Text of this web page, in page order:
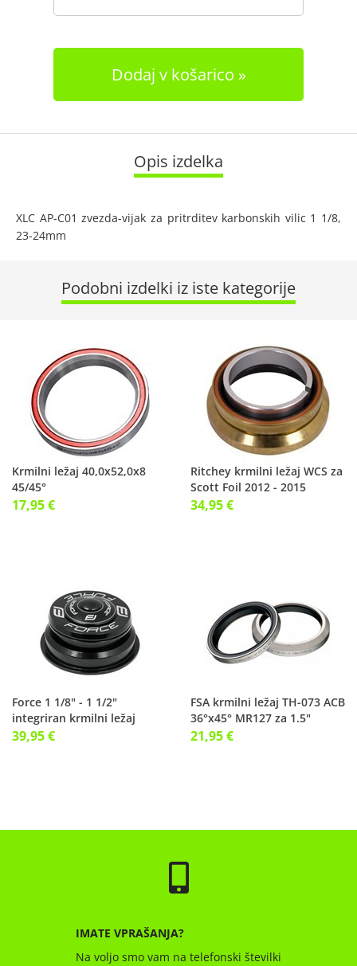
Dodaj v košarico
Opis izdelka
XLC AP-C01 zvezda-vijak za pritrditev karbonskih vilic 1 1/8,
23-24mm
Podobni izdelki iz iste kategorije
Krmilni ležaj 40,0x52,0x8
45/45°
17,95 €
Ritchey krmilni ležaj WCS za
Scott Foil 2012 - 2015
34,95 €
Force 1 1/8" - 1 1/2"
integriran krmilni ležaj
39,95 €
FSA krmilni ležaj TH-073 ACB
36°x45° MR127 za 1.5"
21,95 €
IMATE VPRAŠANJA?
Na voljo smo vam na telefonski številki